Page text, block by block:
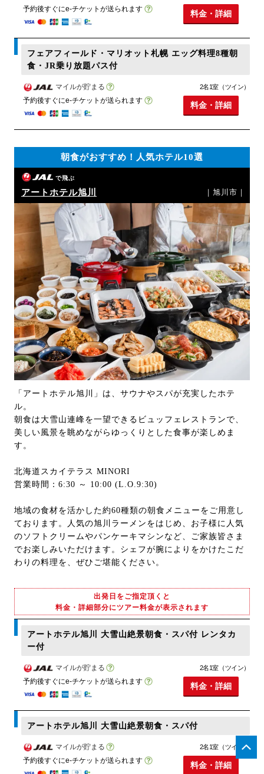
予約後すぐにe-チケットが送られます
料金・詳細
フェアフィールド・マリオット札幌 エッグ料理8種朝
食・JR乗り放題パス付
マイルが貯まる
予約後すぐにe-チケットが送られます
2名1室（ツイン）
料金・詳細
朝食がおすすめ！人気ホテル10選
で飛ぶ
アートホテル旭川 ｜旭川市｜
「アートホテル旭川」は、サウナやスパが充実したホテ
ル。
朝食は大雪山連峰を一望できるビュッフェレストランで、
美しい風景を眺めながらゆっくりとした食事が楽しめま
す。
北海道スカイテラス MINORI
営業時間：6:30 ～ 10:00 (L.O.9:30)
地域の食材を活かした約60種類の朝食メニューをご用意し
ております。人気の旭川ラーメンをはじめ、お子様に人気
のソフトクリームやパンケーキマシンなど、ご家族皆さま
でお楽しみいただけます。シェフが腕によりをかけたこだ
わりの料理を、ぜひご堪能ください。
出発日をご指定頂くと
料金・詳細部分にツアー料金が表示されます
アートホテル旭川 大雪山絶景朝食・スパ付 レンタカ
ー付
マイルが貯まる
予約後すぐにe-チケットが送られます
2名1室（ツイン）
料金・詳細
アートホテル旭川 大雪山絶景朝食・スパ付
マイルが貯まる
予約後すぐにe-チケットが送られます
2名1室（ツイン）
料金・詳細